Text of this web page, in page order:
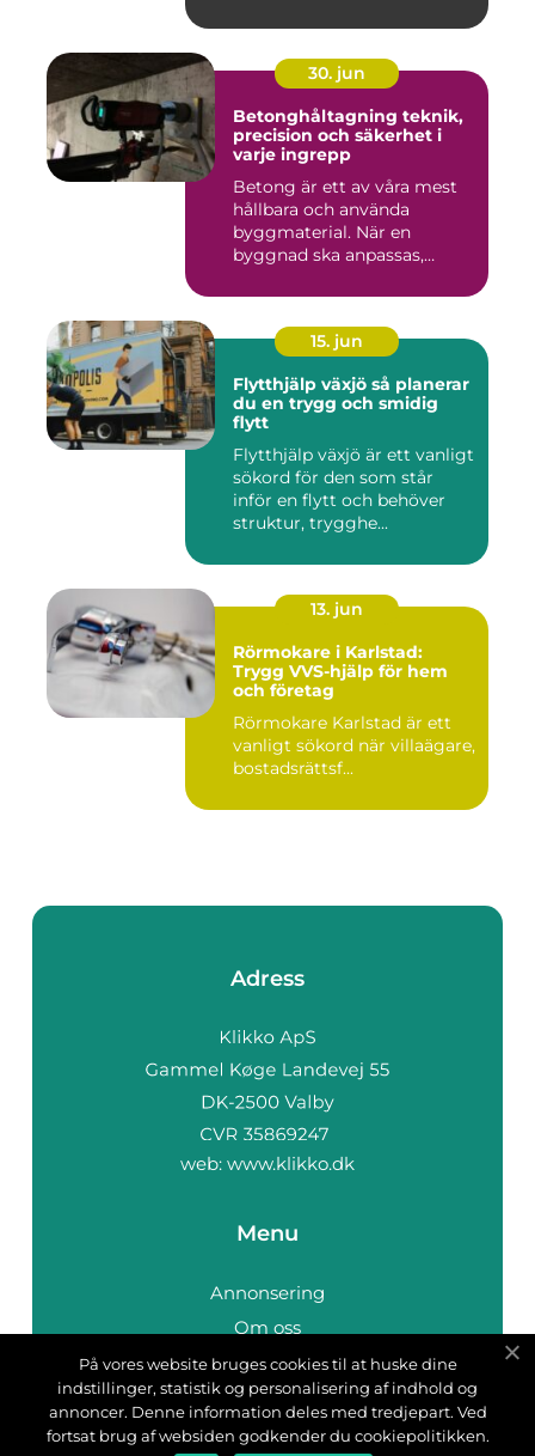
30. jun
Betonghåltagning teknik,
precision och säkerhet i
varje ingrepp
Betong är ett av våra mest
hållbara och använda
byggmaterial. När en
byggnad ska anpassas,
15. jun
Flytthjälp växjö så planerar
du en trygg och smidig
flytt
Flytthjälp växjö är ett vanligt
sökord för den som står
inför en flytt och behöver
struktur, trygghe...
13. jun
Rörmokare i Karlstad:
Trygg VVS-hjälp för hem
och företag
Rörmokare Karlstad är ett
vanligt sökord när villaägare,
bostadsrättsf...
Adress
web: www.klikko.dk
Menu
Annonsering
Om oss
Cookies
Kontakta oss
Sitemap
På vores website bruges cookies til at huske dine
indstillinger, statistik og personalisering af indhold og
annoncer. Denne information deles med tredjepart. Ved
fortsat brug af websiden godkender du cookiepolitikken.